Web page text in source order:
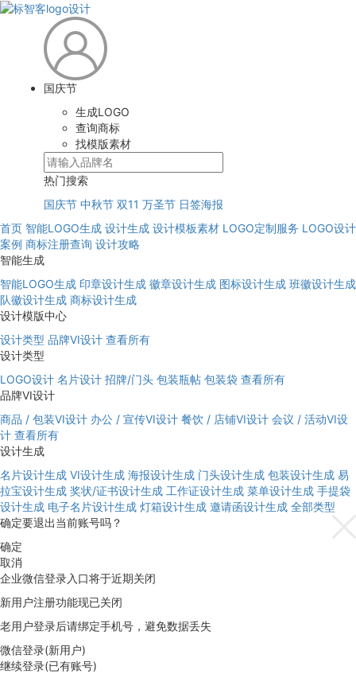
国庆节
生成LOGO
查询商标
找模版素材
热门搜索
国庆节 中秋节 双11 万圣节 日签海报
首页 智能LOGO生成 设计生成 设计模板素材 LOGO定制服务 LOGO设计
案例 商标注册查询 设计攻略
智能生成
智能LOGO生成 印章设计生成 徽章设计生成 图标设计生成 班徽设计生成
队徽设计生成 商标设计生成
设计模版中心
设计类型 品牌VI设计 查看所有
设计类型
LOGO设计 名片设计 招牌/门头 包装瓶帖 包装袋 查看所有
品牌VI设计
商品 / 包装VI设计 办公 / 宣传VI设计 餐饮 / 店铺VI设计 会议 / 活动VI设
计 查看所有
设计生成
名片设计生成 VI设计生成 海报设计生成 门头设计生成 包装设计生成 易
拉宝设计生成 奖状/证书设计生成 工作证设计生成 菜单设计生成 手提袋
设计生成 电子名片设计生成 灯箱设计生成 邀请函设计生成 全部类型
确定要退出当前账号吗？
确定
取消
企业微信登录入口将于近期关闭
新用户注册功能现已关闭
老用户登录后请绑定手机号，避免数据丢失
微信登录(新用户)
继续登录(已有账号)